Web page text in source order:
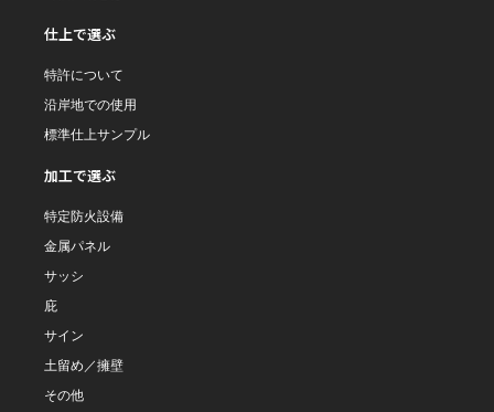
仕上で選ぶ
特許について
沿岸地での使用
標準仕上サンプル
加工で選ぶ
特定防火設備
金属パネル
サッシ
庇
サイン
土留め／擁壁
その他